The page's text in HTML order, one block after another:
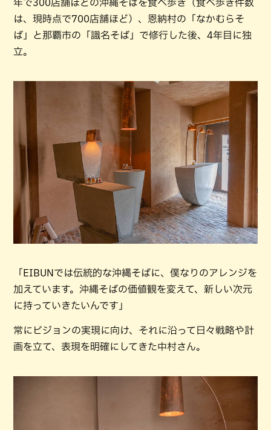
年で300店舗ほどの沖縄そばを食べ歩き（食べ歩き件数
は、現時点で700店舗ほど）、恩納村の「なかむらそ
ば」と那覇市の「識名そば」で修行した後、4年目に独
立。
「EIBUNでは伝統的な沖縄そばに、僕なりのアレンジを
加えています。沖縄そばの価値観を変えて、新しい次元
に持っていきたいんです」
常にビジョンの実現に向け、それに沿って日々戦略や計
画を立て、表現を明確にしてきた中村さん。